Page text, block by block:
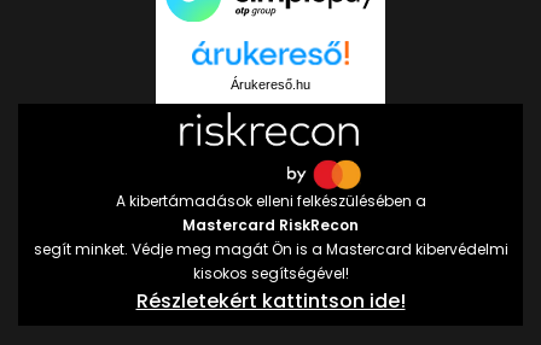
Árukereső.hu
A kibertámadások elleni felkészülésében a
Mastercard RiskRecon
segít minket. Védje meg magát Ön is a Mastercard kibervédelmi
kisokos segítségével!
Részletekért kattintson ide!